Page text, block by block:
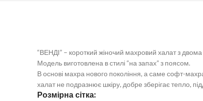
“ВЕНДІ” – короткий жіночий махровий халат з
Модель виготовлена в стилі “на запах” з поясом.
В основі махра нового покоління, а саме софт-
халат не подразнює шкіру, добре зберігає тепло,
Розмірна сітка: